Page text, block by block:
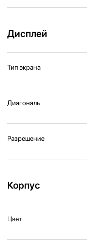
Дисплей
Тип экрана
Диагональ
Разрешение
Корпус
Цвет